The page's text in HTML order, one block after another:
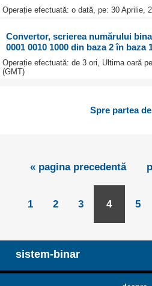
Operație efectuată: o dată, pe: 30 Aprilie,
Convertor, scrierea numărului
0001 0010 1000 din baza 2 în baza
Operație efectuată: de 3 ori, Ultima oară
(GMT)
Spre partea
« pagina precedentă
1 2 3 4 5
sistem-binar